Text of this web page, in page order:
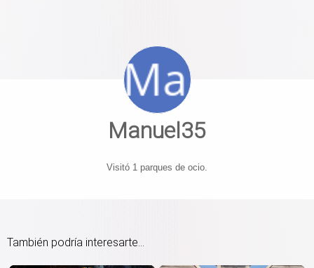
Manuel35
Visitó 1 parques de ocio.
También podría interesarte...